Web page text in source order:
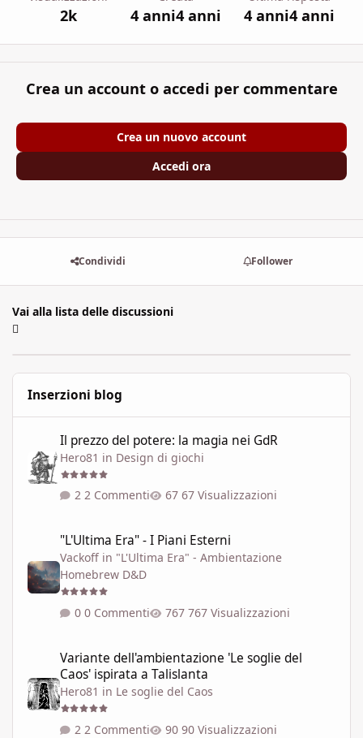
2k 4 anni4 anni 4 anni4 anni
Crea un account o accedi per commentare
Crea un nuovo account
Accedi ora
Condividi Follower
Vai alla lista delle discussioni
Inserzioni blog
Il prezzo del potere: la magia nei GdR
Hero81 in Design di giochi
2 Commenti 67 Visualizzazioni
"L'Ultima Era" - I Piani Esterni
Vackoff in "L'Ultima Era" - Ambientazione
Homebrew D&D
0 Commenti 767 Visualizzazioni
Variante dell'ambientazione 'Le soglie del
Caos' ispirata a Talislanta
Hero81 in Le soglie del Caos
2 Commenti 90 Visualizzazioni